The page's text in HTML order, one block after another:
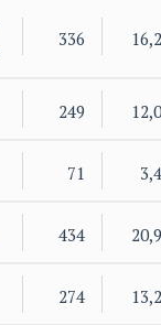
336
249
71
434
274